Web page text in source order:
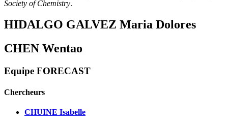
Society of Chemistry.
HIDALGO GALVEZ Maria Dolores
CHEN Wentao
Equipe FORECAST
Chercheurs
CHUINE Isabelle